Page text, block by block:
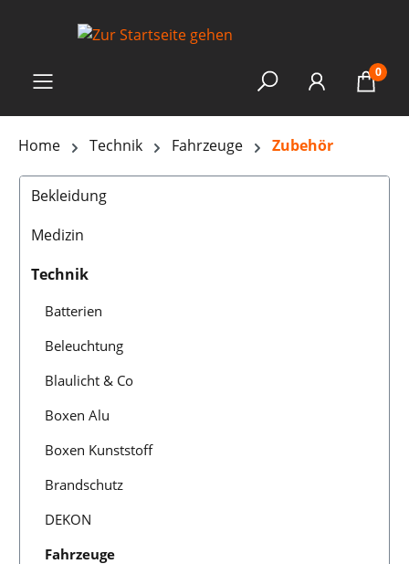
0
Home Technik Fahrzeuge Zubehör
Bekleidung
Medizin
Technik
Batterien
Beleuchtung
Blaulicht & Co
Boxen Alu
Boxen Kunststoff
Brandschutz
DEKON
Fahrzeuge